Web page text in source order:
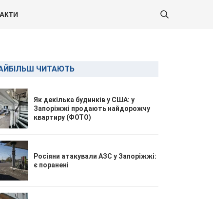
ЧИТАЮТЬ
Як декілька будинків у США: у
Запоріжжі продають найдорожчу
квартиру (ФОТО)
Росіяни атакували АЗС у Запоріжжі:
є поранені